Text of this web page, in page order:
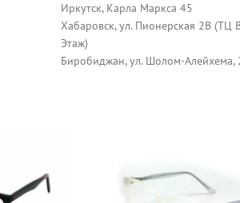
Иркутск, Карла Маркса 45
Хабаровск, ул. Пионерская 2В (ТЦ
Этаж)
Биробиджан, ул. Шолом-Алейхема,